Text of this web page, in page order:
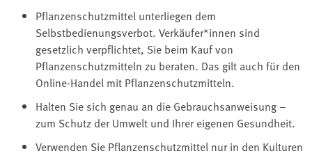
Pflanzenschutzmittel unterliegen dem
Selbstbedienungsverbot. Verkäufer*innen sind
gesetzlich verpflichtet, Sie beim Kauf von
Pflanzenschutzmitteln zu beraten. Das gilt auch für den
Online-Handel mit Pflanzenschutzmitteln.
Halten Sie sich genau an die Gebrauchsanweisung –
zum Schutz der Umwelt und Ihrer eigenen Gesundheit.
Verwenden Sie Pflanzenschutzmittel nur in den Kulturen